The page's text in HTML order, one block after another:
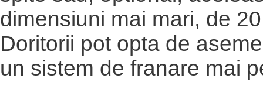
dimensiuni mai mari, de
Doritorii pot opta de
un sistem de franare mai